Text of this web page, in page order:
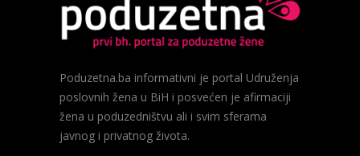
Poduzetna.ba informativni je portal Udruženja
poslovnih žena u BiH i posvećen je afirmaciji
žena u poduzedništvu ali i svim sferama
javnog i privatnog života.